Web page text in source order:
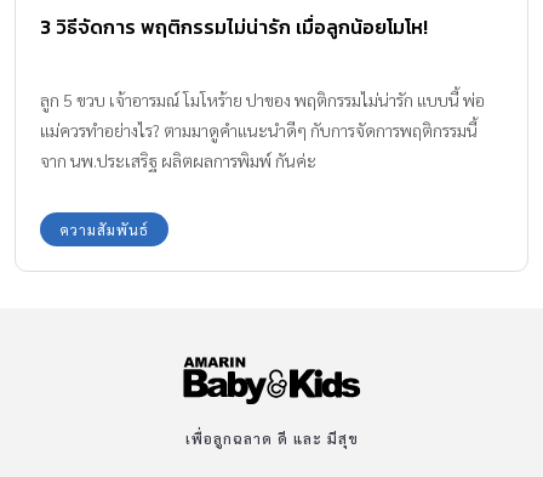
3 วิธีจัดการ พฤติกรรมไม่น่ารัก เมื่อลูกน้อยโมโห!
ลูก 5 ขวบ เจ้าอารมณ์ โมโหร้าย ปาของ พฤติกรรมไม่น่ารัก แบบนี้ พ่อ
แม่ควรทำอย่างไร? ตามมาดูคำแนะนำดีๆ กับการจัดการพฤติกรรมนี้
จาก นพ.ประเสริฐ ผลิตผลการพิมพ์ กันค่ะ
ความสัมพันธ์
เพื่อลูกฉลาด ดี และ มีสุข